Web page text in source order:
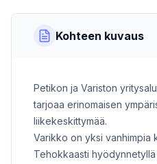
Kohteen kuvaus
Petikon ja Variston
tarjoaa erinomaisen
liikekeskittymää.
Varikko on yksi vanhimpia
Tehokkaasti